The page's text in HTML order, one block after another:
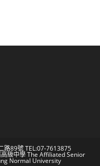
路89號 TEL:07-7613875
級中學 The Affiliated Senior
Normal University